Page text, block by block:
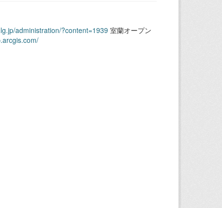
administration/?content=1939 室蘭オープン